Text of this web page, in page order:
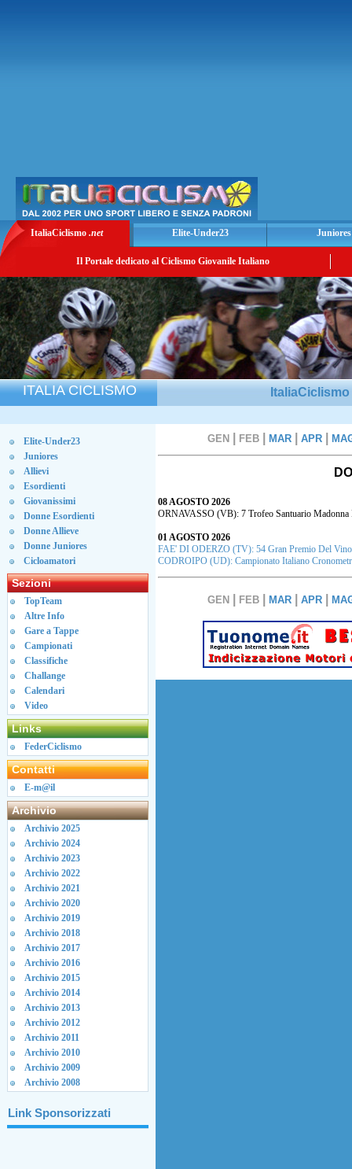
ItaliaCiclismo .net Elite-Under23 Juniores
Il Portale dedicato al Ciclismo Giovanile Italiano
ITALIA CICLISMO
Elite-Under23
Juniores
Allievi
Esordienti
Giovanissimi
Donne Esordienti
Donne Allieve
Donne Juniores
Cicloamatori
Sezioni
TopTeam
Altre Info
Gare a Tappe
Campionati
Classifiche
Challange
Calendari
Video
Links
FederCiclismo
Contatti
E-m@il
Archivio
Archivio 2025
Archivio 2024
Archivio 2023
Archivio 2022
Archivio 2021
Archivio 2020
Archivio 2019
Archivio 2018
Archivio 2017
Archivio 2016
Archivio 2015
Archivio 2014
Archivio 2013
Archivio 2012
Archivio 2011
Archivio 2010
Archivio 2009
Archivio 2008
Link Sponsorizzati
GEN FEB MAR APR
08 AGOSTO 2026
ORNAVASSO (VB): 7 Trofeo Santuario Madonna
01 AGOSTO 2026
FAE' DI ODERZO (TV): 54 Gran Premio Del Vino
CODROIPO (UD): Campionato Italiano
GEN FEB MAR APR